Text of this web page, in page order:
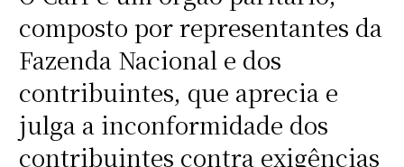
composto por representantes da
Fazenda Nacional e dos
contribuintes, que aprecia e
julga a inconformidade dos
contribuintes contra exigências